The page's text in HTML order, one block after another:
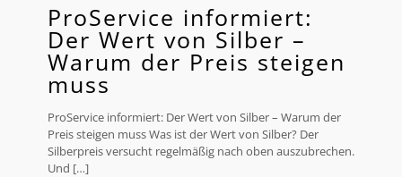
ProService informiert:
Der Wert von Silber –
Warum der Preis steigen
muss
ProService informiert: Der Wert von Silber – Warum der
Preis steigen muss Was ist der Wert von Silber? Der
Silberpreis versucht regelmäßig nach oben auszubrechen.
Und […]